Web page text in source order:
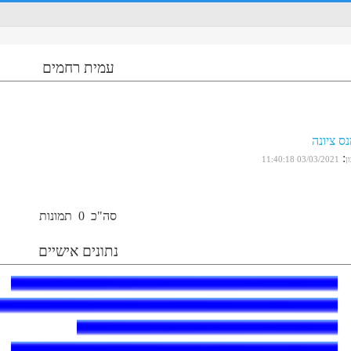
עמית רחמים
ציונה
:
03/03/2021 11:40:18
סה"כ 0 תמונות
נתונים אישיים